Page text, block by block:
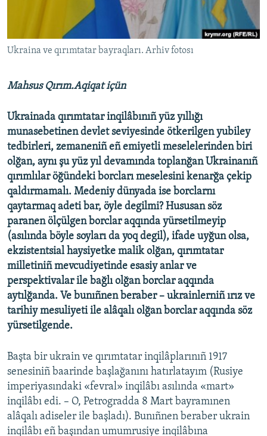
Українською
RFE/RS bütün saytları
Ukraina ve qırımtatar bayraqları. Arhiv fotosı
Mahsus Qırım.Aqiqat içün
Ukrainada qırımtatar inqilâbınıñ yüz yıllığı
munasebetinen devlet seviyesinde ötkerilgen yubiley
tedbirleri, zemaneniñ eñ emiyetli meselelerinden biri
olğan, aynı şu yüz yıl devamında toplanğan Ukrainanıñ
qırımlılar öğündeki borcları meselesini kenarğa çekip
qaldırmamalı. Medeniy dünyada ise borclarnı
qaytarmaq adeti bar, öyle degilmi? Hususan söz
paranen ölçülgen borclar aqqında yürsetilmeyip
(asılında böyle soyları da yoq degil), ifade uyğun olsa,
ekzistentsial haysiyetke malik olğan, qırımtatar
milletiniñ mevcudiyetinde esasiy anlar ve
perspektivalar ile bağlı olğan borclar aqqında
aytılğanda. Ve bunıñnen beraber – ukrainlerniñ ırız ve
tarihiy mesuliyeti ile alâqalı olğan borclar aqqında söz
yürsetilgende.
Başta bir ukrain ve qırımtatar inqilâplarınıñ 1917
senesiniñ baarinde başlağanını hatırlatayım (Rusiye
imperiyasındaki «fevral» inqilâbı asılında «mart»
inqilâbı edi. – O, Petrogradda 8 Mart bayramınen
alâqalı adiseler ile başladı). Bunıñnen beraber ukrain
inqilâbı eñ başından umumrusiye inqilâbına